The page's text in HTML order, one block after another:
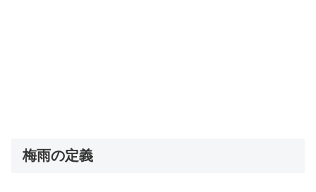
梅雨の定義